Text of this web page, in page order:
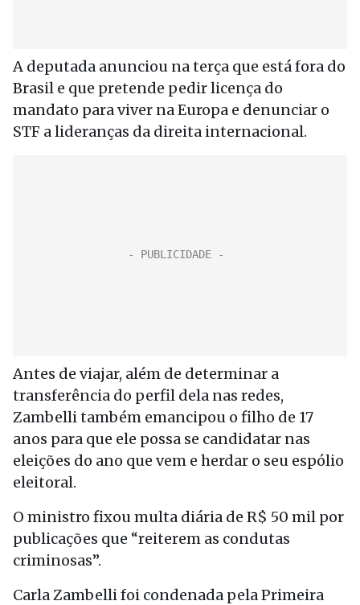
A deputada anunciou na terça que está fora do
Brasil e que pretende pedir licença do
mandato para viver na Europa e denunciar o
STF a lideranças da direita internacional.
Antes de viajar, além de determinar a
transferência do perfil dela nas redes,
Zambelli também emancipou o filho de 17
anos para que ele possa se candidatar nas
eleições do ano que vem e herdar o seu espólio
eleitoral.
O ministro fixou multa diária de R$ 50 mil por
publicações que “reiterem as condutas
criminosas”.
Carla Zambelli foi condenada pela Primeira